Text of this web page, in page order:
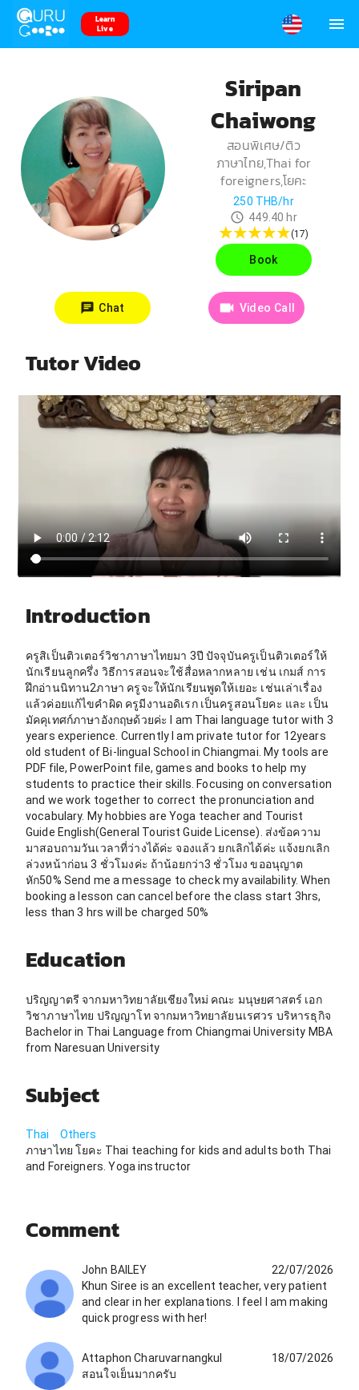
Learn
Live
Siripan
Chaiwong
สอนพิเศษ/ติว
ภาษาไทย,Thai for
foreigners,โยคะ
250 THB/hr
449.40 hr
(17)
Book
Chat Video Call
Tutor Video
Introduction
ครูสิเป็นติวเตอร์วิชาภาษาไทยมา 3ปี ปัจจุบันครูเป็นติวเตอร์ให้
นักเรียนลูกครึ่ง วิธีการสอนจะใช้สื่อหลากหลาย เช่น เกมส์ การ
ฝึกอ่านนิทาน2ภาษา ครูจะให้นักเรียนพูดให้เยอะ เช่นเล่าเรื่อง
แล้วค่อยแก้ไขคำผิด ครูมีงานอดิเรก เป็นครูสอนโยคะ และ เป็น
มัคคุเทศก์ภาษาอังกฤษด้วยค่ะ I am Thai language tutor with 3
years experience. Currently I am private tutor for 12years
old student of Bi-lingual School in Chiangmai. My tools are
PDF file, PowerPoint file, games and books to help my
students to practice their skills. Focusing on conversation
and we work together to correct the pronunciation and
vocabulary. My hobbies are Yoga teacher and Tourist
Guide English(General Tourist Guide License). ส่งข้อความ
มาสอบถามวันเวลาที่ว่างได้ค่ะ จองแล้ว ยกเลิกได้ค่ะ แจ้งยกเลิก
ล่วงหน้าก่อน 3 ชั่วโมงค่ะ ถ้าน้อยกว่า3 ชั่วโมง ขออนุญาต
หัก50% Send me a message to check my availability. When
booking a lesson can cancel before the class start 3hrs,
less than 3 hrs will be charged 50%
Education
ปริญญาตรี จากมหาวิทยาลัยเชียงใหม่ คณะ มนุษยศาสตร์ เอก
วิชาภาษาไทย ปริญญาโท จากมหาวิทยาลัยนเรศวร บริหารธุกิจ
Bachelor in Thai Language from Chiangmai University MBA
from Naresuan University
Subject
Thai
Others
ภาษาไทย โยคะ Thai teaching for kids and adults both Thai
and Foreigners. Yoga instructor
Comment
John BAILEY
22/07/2026
Khun Siree is an excellent teacher, very patient
and clear in her explanations. I feel I am making
quick progress with her!
Attaphon Charuvarnangkul
18/07/2026
สอนใจเย็นมากครับ